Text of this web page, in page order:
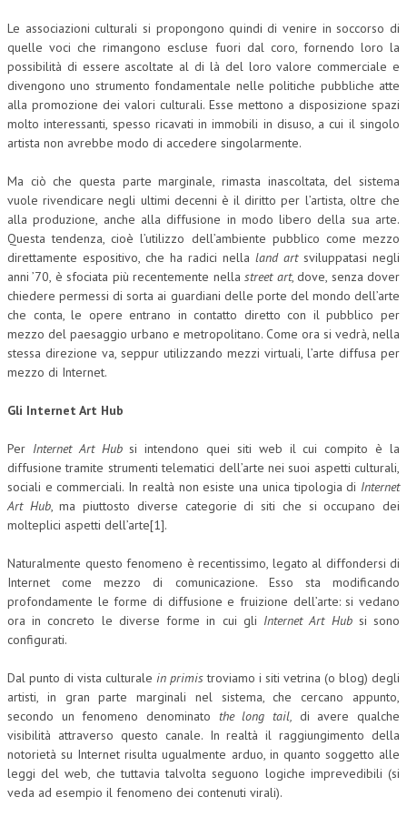
MARKETING
TREASURY IN FINANCIAL SERVICES
RISK MANAGEMENT
SVILUPPO SOSTENIBILE
L’UMANISTA
DIRITTO
DIRITTO PENALE D’IMPRESA
DIRITTO DEL LAVORO
DIRITTO DEL WEB
DIRITTO DELLE IMPRESE IN CRISI
FISCO
FISCALITÀ INTERNAZIONALE
TAX RISK MANAGEMENT
CRIMINOLOGIA TRIBUTARIA
PRASSI
AMMINISTRATIVA
GIURISPRUDENZA
Le associazioni culturali si propongono quindi di venire in soccorso di
quelle voci che rimangono escluse fuori dal coro, fornendo loro la
possibilità di essere ascoltate al di là del loro valore commerciale e
divengono uno strumento fondamentale nelle politiche pubbliche atte
alla promozione dei valori culturali. Esse mettono a disposizione spazi
molto interessanti, spesso ricavati in immobili in disuso, a cui il singolo
artista non avrebbe modo di accedere singolarmente.
Ma ciò che questa parte marginale, rimasta inascoltata, del sistema
vuole rivendicare negli ultimi decenni è il diritto per l’artista, oltre che
alla produzione, anche alla diffusione in modo libero della sua arte.
Questa tendenza, cioè l’utilizzo dell’ambiente pubblico come mezzo
direttamente espositivo, che ha radici nella land artsviluppatasi negli
anni ’70, è sfociata più recentemente nellastreet art, dove, senza dover
chiedere permessi di sorta ai guardiani delle porte del mondo dell’arte
che conta, le opere entrano in contatto diretto con il pubblico per
mezzo del paesaggio urbano e metropolitano. Come ora si vedrà, nella
stessa direzione va, seppur utilizzando mezzi virtuali, l’arte diffusa per
mezzo di Internet.
Gli Internet Art Hub
Per Internet Art Hubsi intendono quei siti web il cui compito è la
diffusione tramite strumenti telematici dell’arte nei suoi aspetti culturali,
sociali e commerciali. In realtà non esiste una unica tipologia di Internet
Art Hub, ma piuttosto diverse categorie di siti che si occupano dei
molteplici aspetti dell’arte[1].
Naturalmente questo fenomeno è recentissimo, legato al diffondersi di
Internet come mezzo di comunicazione. Esso sta modificando
profondamente le forme di diffusione e fruizione dell’arte: si vedano
ora in concreto le diverse forme in cui gli Internet Art Hubsi sono
configurati.
Dal punto di vista culturale in primistroviamo i siti vetrina (o blog) degli
artisti, in gran parte marginali nel sistema, che cercano appunto,
secondo un fenomeno denominato the long tail, di avere qualche
visibilità attraverso questo canale. In realtà il raggiungimento della
notorietà su Internet risulta ugualmente arduo, in quanto soggetto alle
leggi del web, che tuttavia talvolta seguono logiche imprevedibili (si
veda ad esempio il fenomeno dei contenuti virali).